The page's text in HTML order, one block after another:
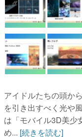
アイドルたちの頭か
を引き出すべく光や
は「モバイル3D美少
め... [続きを読む]